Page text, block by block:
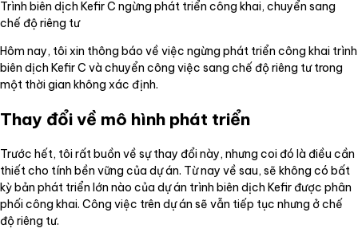
Trình biên dịch Kefir C ngừng phát triển công khai, chuyển sang
chế độ riêng tư
Hôm nay, tôi xin thông báo về việc ngừng phát triển công khai trình
biên dịch Kefir C và chuyển công việc sang chế độ riêng tư trong
một thời gian không xác định.
Thay đổi về mô hình phát triển
Trước hết, tôi rất buồn về sự thay đổi này, nhưng coi đó là điều cần
thiết cho tính bền vững của dự án. Từ nay về sau, sẽ không có bất
kỳ bản phát triển lớn nào của dự án trình biên dịch Kefir được phân
phối công khai. Công việc trên dự án sẽ vẫn tiếp tục nhưng ở chế
độ riêng tư.